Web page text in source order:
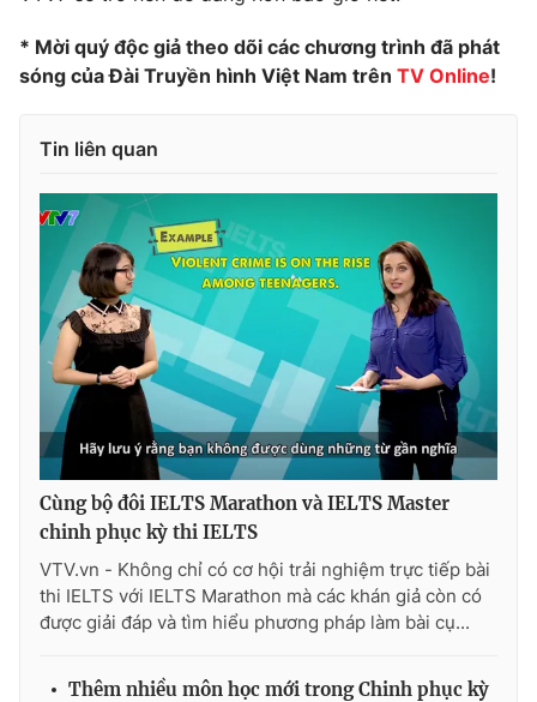
* Mời quý độc giả theo dõi các chương trình đã phát
sóng của Đài Truyền hình Việt Nam trên TV Online!
Tin liên quan
Cùng bộ đôi IELTS Marathon và IELTS Master
chinh phục kỳ thi IELTS
VTV.vn - Không chỉ có cơ hội trải nghiệm trực tiếp bài
thi IELTS với IELTS Marathon mà các khán giả còn có
được giải đáp và tìm hiểu phương pháp làm bài cụ...
Thêm nhiều môn học mới trong Chinh phục kỳ